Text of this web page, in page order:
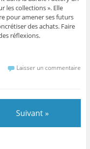
les collections ». Elle
pour amener ses futurs
des achats. Faire
réflexions.
Laisser un commentaire
Suivant »